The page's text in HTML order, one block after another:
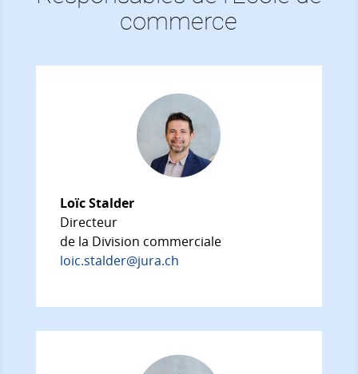
commerce
Loïc Stalder
Directeur
de la Division commerciale
loic.stalder@jura.ch